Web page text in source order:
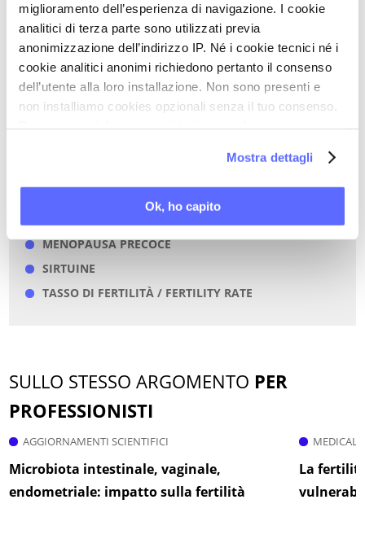
miglioramento dell’esperienza di navigazione. I cookie
analitici di terza parte sono utilizzati previa
anonimizzazione dell’indirizzo IP. Né i cookie tecnici né i
cookie analitici anonimi richiedono pertanto il consenso
dell’utente alla loro installazione. Non sono presenti e
non installiamo cookies opzionali senza il tuo consenso.
Mostra dettagli
Ok, ho capito
Torna a Aggiornamenti scientifici
STAMPA PDF
PAROLE CHIAVE DI QUESTO ARTICOLO
MENOPAUSA PRECOCE
SIRTUINE
TASSO DI FERTILITÀ / FERTILITY RATE
SULLO STESSO ARGOMENTO PER
PROFESSIONISTI
AGGIORNAMENTI SCIENTIFICI
Microbiota intestinale, vaginale,
endometriale: impatto sulla fertilità
MEDICAL
La